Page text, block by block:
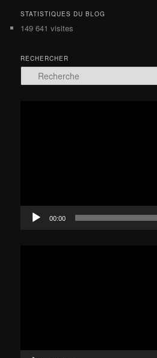
STATISTIQUES DU BLOG
149 641 visites
RECHERCHER
e
00:00